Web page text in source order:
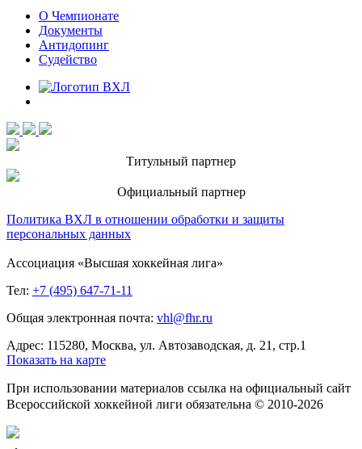
О Чемпионате
Документы
Антидопинг
Судейство
Титульный партнер
Официальный партнер
Политика ВХЛ в отношении обработки и защиты
персональных данных
Ассоциация «Высшая хоккейная лига»
Тел: +7 (495) 647-71-11
Общая электронная почта: vhl@fhr.ru
Адрес: 115280, Москва, ул. Автозаводская, д. 21, стр.1
Показать на карте
При использовании материалов ссылка на официальный сайт
Всероссийской хоккейной лиги обязательна © 2010-2026